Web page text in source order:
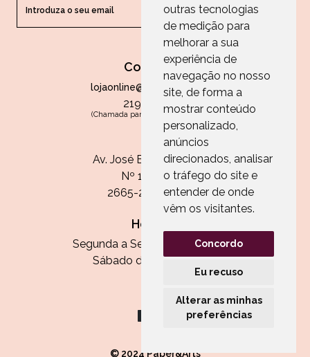
outras tecnologias
de medição para
melhorar a sua
experiência de
navegação no nosso
site, de forma a
mostrar conteúdo
personalizado,
anúncios
direcionados, analisar
o tráfego do site e
entender de onde
vêm os visitantes.
Concordo
Eu recuso
Alterar as minhas
preferências
ENVIAR
Contactos
lojaonline@paperandarts.pt
219 862 836
(Chamada para a rede fixa nacional)
Loja
Av. José Batista Antunes
Nº 11, Loja 10
2665-236 Malveira
Horário:
Segunda a Sexta das 13h às 20h
Sábado das 9h30 às 13h
© 2024 Paper&Arts